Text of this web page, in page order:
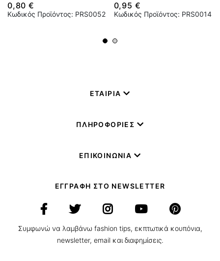
0,80 €
Κωδικός Προϊόντος: PRS0052
0,95 €
Κωδικός Προϊόντος: PRS0014
ΕΤΑΙΡΙΑ
ΠΛΗΡΟΦΟΡΙΕΣ
ΕΠΙΚΟΙΝΩΝΙΑ
ΕΓΓΡΑΦΗ ΣΤΟ NEWSLETTER
Συμφωνώ να λαμβάνω fashion tips, εκπτωτικά κουπόνια,
newsletter, email και διαφημίσεις.